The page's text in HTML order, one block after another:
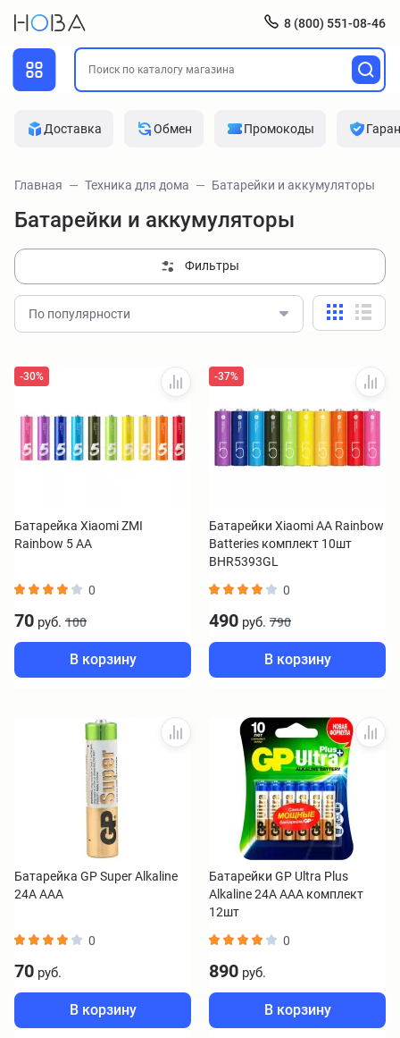
8 (800) 551-08-46
Доставка Обмен Промокоды
Главная Техника для дома Батарейки и аккумуляторы
Батарейки и аккумуляторы
Фильтры
По популярности
-30%
Батарейка Xiaomi ZMI
Rainbow 5 AA
0
70 руб. 100
В корзину
-37%
Батарейки Xiaomi AA Rainbow
Batteries комплект 10шт
BHR5393GL
0
490 руб. 790
В корзину
Батарейка GP Super Alkaline
24А AAA
0
70 руб.
В корзину
Батарейки GP Ultra Plus
Alkaline 24А AAA комплект
12шт
0
890 руб.
В корзину